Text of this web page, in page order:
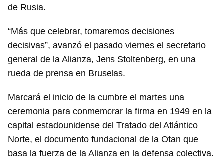
de Rusia.
“Más que celebrar, tomaremos decisiones
decisivas”, avanzó el pasado viernes el secretario
general de la Alianza, Jens Stoltenberg, en una
rueda de prensa en Bruselas.
Marcará el inicio de la cumbre el martes una
ceremonia para conmemorar la firma en 1949 en la
capital estadounidense del Tratado del Atlántico
Norte, el documento fundacional de la Otan que
basa la fuerza de la Alianza en la defensa colectiva.